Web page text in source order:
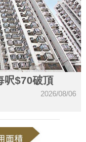
呎$70破頂
2026/08/06